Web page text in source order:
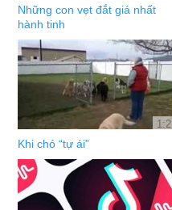
Những con vẹt đắt giá nhất
hành tinh
1:2
Khi chó “tự ái”